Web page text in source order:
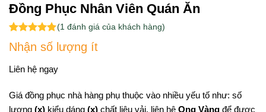
Đồng Phục Nhân Viên Quán Ăn
5.00 trên 5
dựa trên
1
(1 đánh giá của khách hàng)
Nhận số lượng ít
Liên hệ ngay
Giá đồng phục nhà hàng phụ thuộc vào nhiều yếu tố như: số
lượng (x)kiểu dáng (x) chất liệu vải, liên hệ Ong Vàngđể được